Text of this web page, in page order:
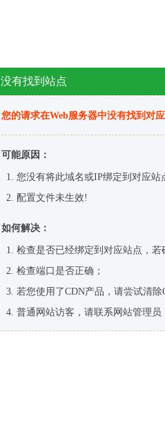
没有找到站点
您的请求在Web服务器中没有找到对
可能原因：
您没有将此域名或IP绑定到对应站
配置文件未生效!
如何解决：
检查是否已经绑定到对应站点，
检查端口是否正确；
若您使用了CDN产品，请尝试清除
普通网站访客，请联系网站管理员